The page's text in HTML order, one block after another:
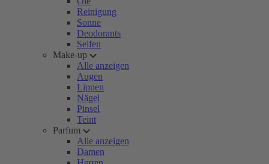
Reinigung
Sonne
Deodorants
Seifen
Make-up
Alle anzeigen
Augen
Lippen
Nägel
Pinsel
Teint
Parfum
Alle anzeigen
Damen